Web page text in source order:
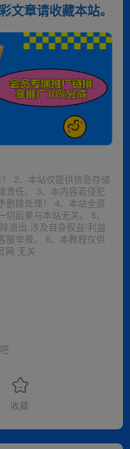
文章请收藏本站。
2、本站仅提供信息存储
责任。 3、本内容若侵犯
删除处理！ 4、本站全资
后果与本站无关。 5、
退出 涉及自身权益/利益
服举报。 6、本教程仅供
网 无关
收藏